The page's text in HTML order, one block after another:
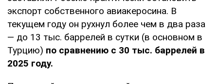
экспорт собственного авиакеросина. В
текущем году он рухнул более чем в два раза
— до 13 тыс. баррелей в сутки (в основном в
Турцию) по сравнению с 30 тыс. баррелей в
2025 году.